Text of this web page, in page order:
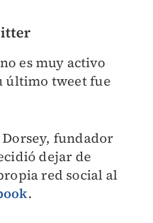
es muy activo
último tweet fue
Dorsey, fundador
dejar de
red social al
.